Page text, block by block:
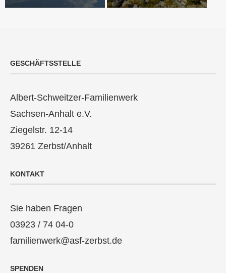
GESCHÄFTSSTELLE
Albert-Schweitzer-Familienwerk
Sachsen-Anhalt e.V.
Ziegelstr. 12-14
39261 Zerbst/Anhalt
KONTAKT
Sie haben Fragen
03923 / 74 04-0
familienwerk@asf-zerbst.de
SPENDEN